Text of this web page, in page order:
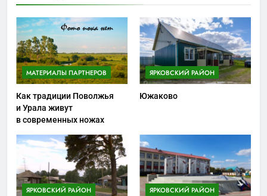
МАТЕРИАЛЫ ПАРТНЕРОВ
Как традиции Поволжья
и Урала живут
в современных ножах
ЯРКОВСКИЙ РАЙОН
Южаково
ЯРКОВСКИЙ РАЙОН ЯРКОВСКИЙ РАЙОН